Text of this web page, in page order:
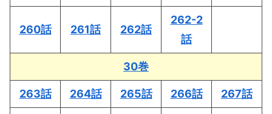
260話 261話 262話
262-2
話
30巻
263話 264話 265話 266話 267話